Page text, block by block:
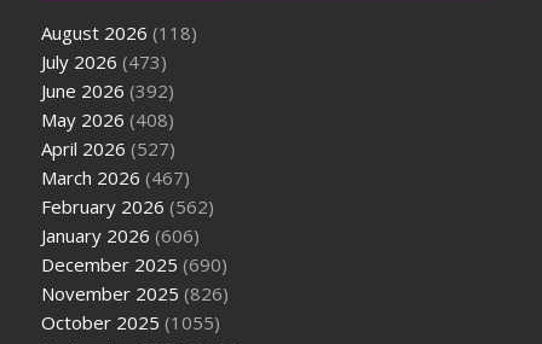
August 2026 (118)
July 2026 (473)
June 2026 (392)
May 2026 (408)
April 2026 (527)
March 2026 (467)
February 2026 (562)
January 2026 (606)
December 2025 (690)
November 2025 (826)
October 2025 (1055)